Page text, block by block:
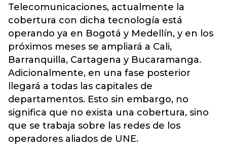
Telecomunicaciones, actualmente la
cobertura con dicha tecnología está
operando ya en Bogotá y Medellín, y en los
próximos meses se ampliará a Cali,
Barranquilla, Cartagena y Bucaramanga.
Adicionalmente, en una fase posterior
llegará a todas las capitales de
departamentos. Esto sin embargo, no
significa que no exista una cobertura, sino
que se trabaja sobre las redes de los
operadores aliados de UNE.